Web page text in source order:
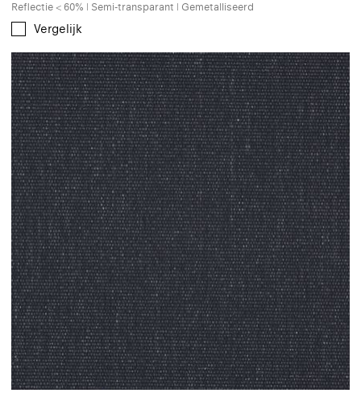
Reflectie < 60% | Semi-transparant | Gemetalliseerd
Vergelijk